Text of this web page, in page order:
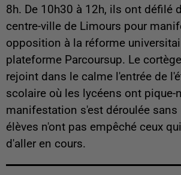
8h. De 10h30 à 12h, ils ont défilé
centre-ville de Limours pour
opposition à la réforme
plateforme Parcoursup. Le
rejoint dans le calme l'entrée de
scolaire où les lycéens ont pique-
manifestation s'est déroulée
élèves n'ont pas empêché ceux
d'aller en cours.